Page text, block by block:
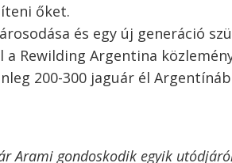
őket.
és egy új generáció
a Rewilding Argentina
200-300 jaguár él
Arami gondoskodik egyik